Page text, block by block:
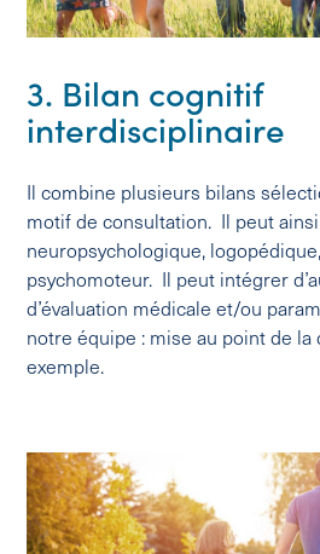
3. Bilan cognitif
interdisciplinaire
Il combine plusieurs bilans
motif de consultation. Il peut
neuropsychologique,
psychomoteur. Il peut intégrer
d’évaluation médicale et/ou
notre équipe : mise au point de la
exemple.